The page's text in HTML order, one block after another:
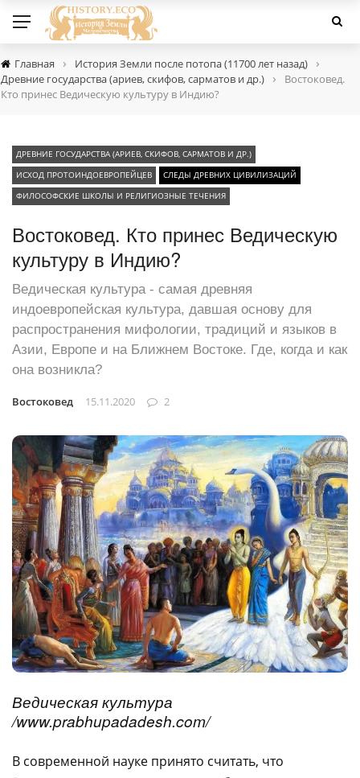
Главная › История Земли после потопа (11700 лет назад) ›
Древние государства (ариев, скифов, сарматов и др.) ›
Востоковед.
Кто принес Ведическую культуру в Индию?
ДРЕВНИЕ ГОСУДАРСТВА (АРИЕВ, СКИФОВ, САРМАТОВ И ДР.)
ИСХОД ПРОТОИНДОЕВРОПЕЙЦЕВ
СЛЕДЫ ДРЕВНИХ ЦИВИЛИЗАЦИЙ
ФИЛОСОФСКИЕ ШКОЛЫ И РЕЛИГИОЗНЫЕ ТЕЧЕНИЯ
Востоковед. Кто принес Ведическую
культуру в Индию?
Ведическая культура - самая древняя
индоевропейская культура, давшая основу для
распространения мифологии, традиций и языков в
Азии, Европе и на Ближнем Востоке. Где, когда и как
она возникла?
Востоковед 15.11.2020 2
Ведическая культура
/www.prabhupadadesh.com/
В современной науке принято считать, что